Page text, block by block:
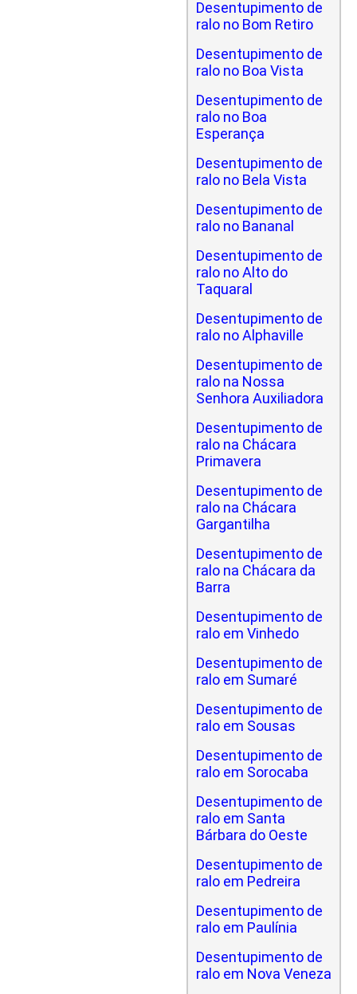
Desentupimento de
ralo no Bom Retiro
Desentupimento de
ralo no Boa Vista
Desentupimento de
ralo no Boa
Esperança
Desentupimento de
ralo no Bela Vista
Desentupimento de
ralo no Bananal
Desentupimento de
ralo no Alto do
Taquaral
Desentupimento de
ralo no Alphaville
Desentupimento de
ralo na Nossa
Senhora Auxiliadora
Desentupimento de
ralo na Chácara
Primavera
Desentupimento de
ralo na Chácara
Gargantilha
Desentupimento de
ralo na Chácara da
Barra
Desentupimento de
ralo em Vinhedo
Desentupimento de
ralo em Sumaré
Desentupimento de
ralo em Sousas
Desentupimento de
ralo em Sorocaba
Desentupimento de
ralo em Santa
Bárbara do Oeste
Desentupimento de
ralo em Pedreira
Desentupimento de
ralo em Paulínia
Desentupimento de
ralo em Nova Veneza